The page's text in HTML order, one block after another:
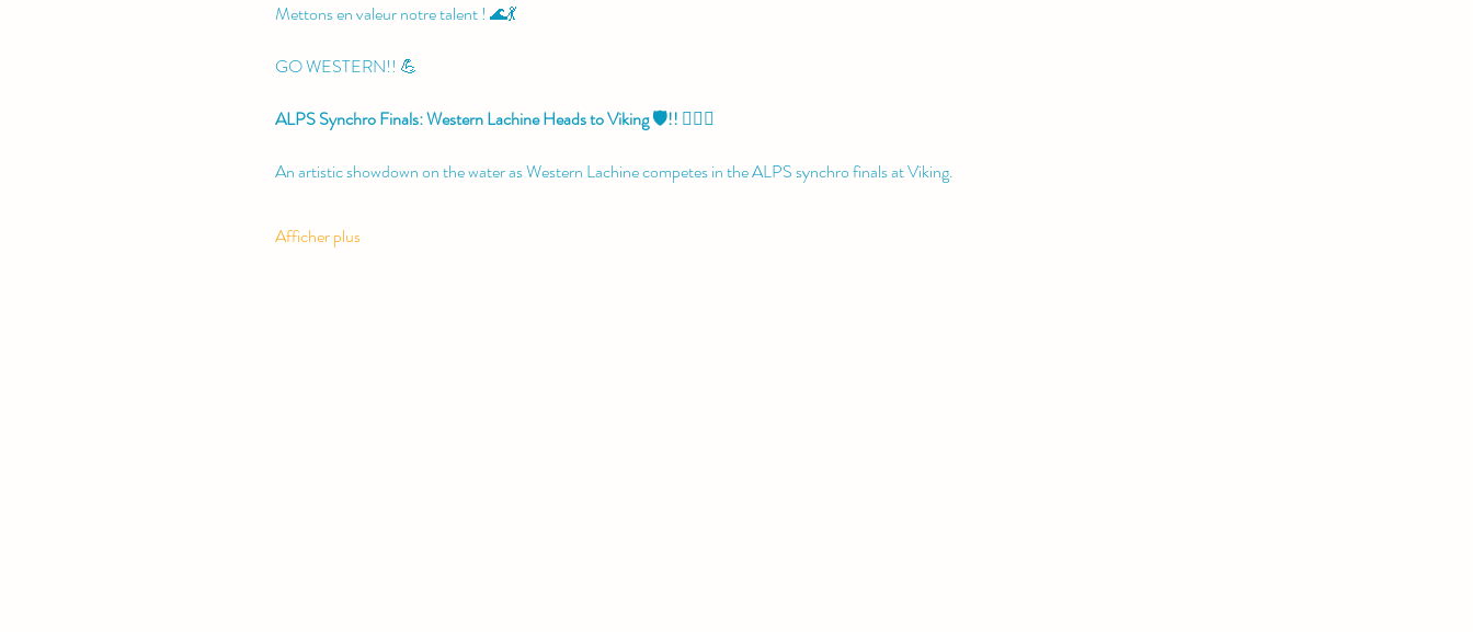
Mettons en valeur notre talent ! 🌊💃
GO WESTERN!! 💪
ALPS Synchro Finals: Western Lachine Heads to Viking 🛡️!! 🏊‍♀️✨
An artistic showdown on the water as Western Lachine competes in the ALPS synchro finals at Viking.
Afficher plus